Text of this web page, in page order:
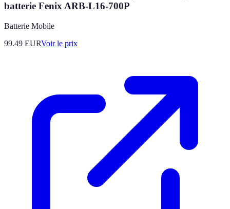
batterie Fenix ARB-L16-700P
Batterie Mobile
99.49 EURVoir le prix